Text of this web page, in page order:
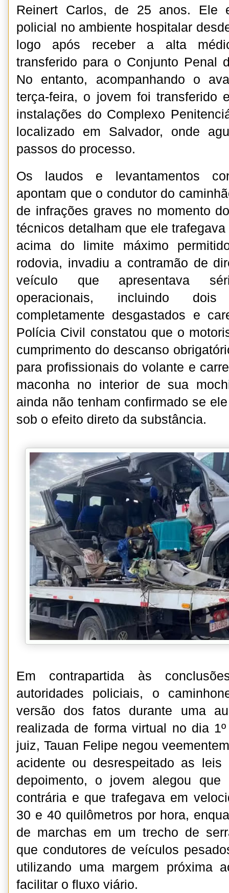
Reinert Carlos, de 25 anos. Ele
policial no ambiente hospitalar
logo após receber a alta
transferido para o Conjunto Penal
No entanto, acompanhando o
terça-feira, o jovem foi transferido
instalações do Complexo
localizado em Salvador, onde
passos do processo.
Os laudos e levantamentos
apontam que o condutor do
de infrações graves no momento
técnicos detalham que ele
acima do limite máximo
rodovia, invadiu a contramão de
veículo que apresentava
operacionais, incluindo
completamente desgastados e
Polícia Civil constatou que o
cumprimento do descanso
para profissionais do volante e
maconha no interior de sua
ainda não tenham confirmado se
sob o efeito direto da substância.
Em contrapartida às
autoridades policiais, o
versão dos fatos durante uma
realizada de forma virtual no dia
juiz, Tauan Felipe negou
acidente ou desrespeitado as
depoimento, o jovem alegou
contrária e que trafegava em
30 e 40 quilômetros por hora,
de marchas em um trecho de
que condutores de veículos
utilizando uma margem próxima
facilitar o fluxo viário.